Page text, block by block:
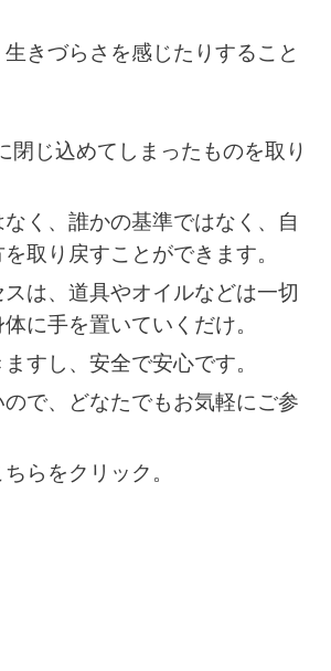
きづらさを感じたりすること
閉じ込めてしまったものを取り
く、誰かの基準ではなく、自
取り戻すことができます。
は、道具やオイルなどは一切
に手を置いていくだけ。
すし、安全で安心です。
で、どなたでもお気軽にご参
ちらをクリック。